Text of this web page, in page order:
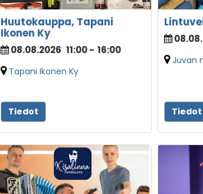
Huutokauppa, Tapani
Ikonen Ky
08.08.2026 11:00- 16:00
Tapani Ikonen Ky
Tiedot
Juvan
Tiedot